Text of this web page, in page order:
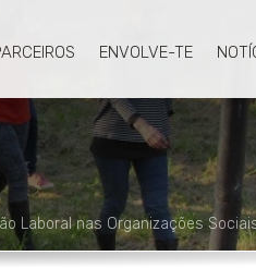
ENVOLVE-TE
Laboral nas Organizações